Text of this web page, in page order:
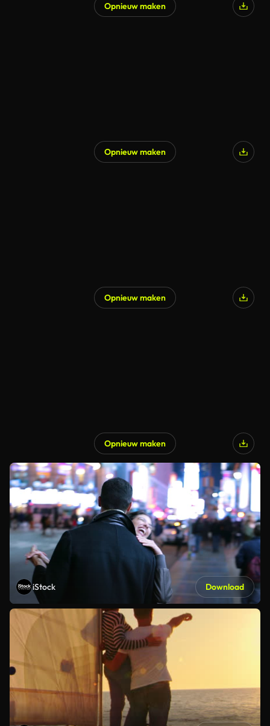
Opnieuw maken
Opnieuw maken
Opnieuw maken
Opnieuw maken
iStock Download